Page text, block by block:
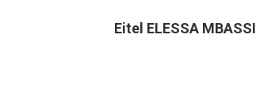
Eitel ELESSA MBASSI